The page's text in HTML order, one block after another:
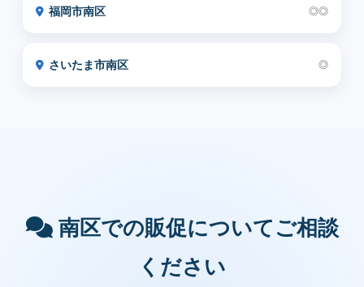
福岡市南区 ◎◎
さいたま市南区 ◎
南区での販促についてご相談
ください